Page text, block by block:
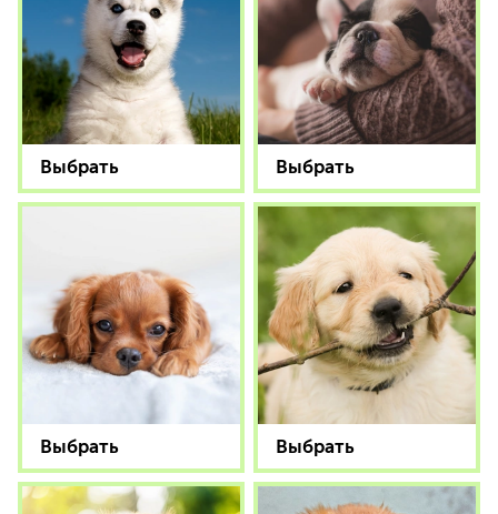
Выбрать Выбрать
Выбрать Выбрать